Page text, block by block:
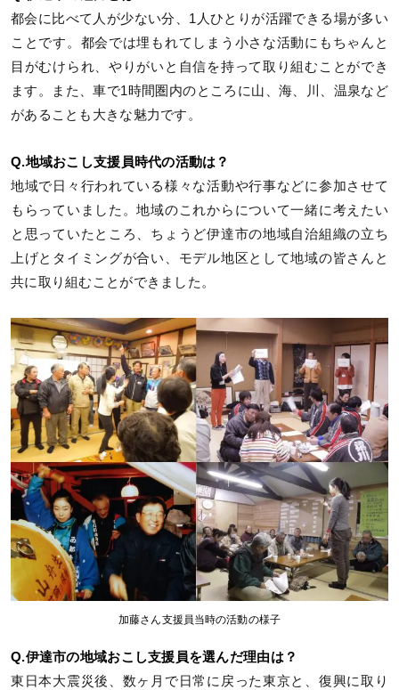
都会に比べて人が少ない分、1人ひとりが活躍できる場が多い
ことです。都会では埋もれてしまう小さな活動にもちゃんと
目がむけられ、やりがいと自信を持って取り組むことができ
ます。また、車で1時間圏内のところに山、海、川、温泉など
があることも大きな魅力です。
Q.地域おこし支援員時代の活動は？
地域で日々行われている様々な活動や行事などに参加させて
もらっていました。地域のこれからについて一緒に考えたい
と思っていたところ、ちょうど伊達市の地域自治組織の立ち
上げとタイミングが合い、モデル地区として地域の皆さんと
共に取り組むことができました。
加藤さん支援員当時の活動の様子
Q.伊達市の地域おこし支援員を選んだ理由は？
東日本大震災後、数ヶ月で日常に戻った東京と、復興に取り